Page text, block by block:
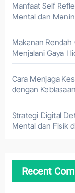
Manfaat Self
Mental dan
Makanan
Menjalani Gaya
Cara Menjaga
dengan
Strategi Digital
Mental dan Fisik
Recent